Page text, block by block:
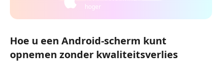
hoger
Hoe u een Android-scherm kunt
opnemen zonder kwaliteitsverlies